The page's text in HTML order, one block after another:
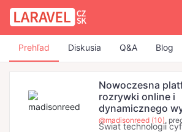
Prehľad Diskusia Q&A Blog
Nowoczesna
rozrywki online i
dynamicznego
@madisonreed (10) ,
Świat technologii